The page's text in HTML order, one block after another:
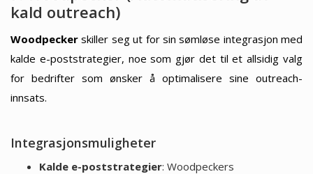
kald outreach)
Woodpecker skiller seg ut for sin sømløse integrasjon med
kalde e-poststrategier, noe som gjør det til et allsidig valg
for bedrifter som ønsker å optimalisere sine outreach-
innsats.
Integrasjonsmuligheter
Kalde e-poststrategier: Woodpeckers